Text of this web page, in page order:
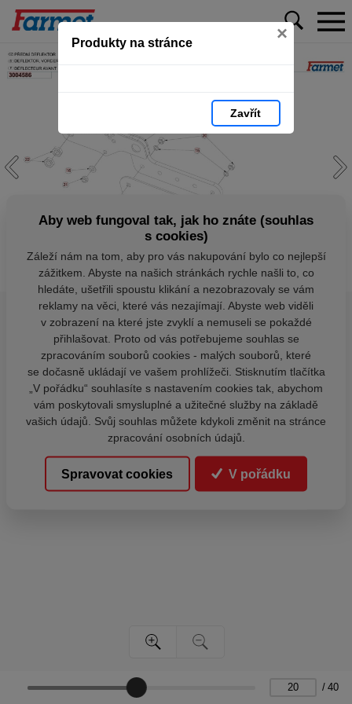
Produkty na stránce ×
Zavřít
/ 40
Aby web fungoval tak, jak ho znáte (souhlas
s cookies)
Záleží nám na tom, aby pro vás nakupování bylo co nejlepší
zážitkem. Abyste na našich stránkách rychle našli to, co
hledáte, ušetřili spoustu klikání a nezobrazovaly se vám
reklamy na věci, které vás nezajímají. Abyste web viděli
v zobrazení na které jste zvyklí a nemuseli se pokaždé
přihlašovat. Proto od vás potřebujeme souhlas se
zpracováním souborů cookies - malých souborů, které
se dočasně ukládají ve vašem prohlížeči. Stisknutím tlačítka
„V pořádku“ souhlasíte s nastavením cookies tak, abychom
vám poskytovali smysluplné a užitečné služby na základě
vašich údajů. Svůj souhlas můžete kdykoli změnit na stránce
zpracování osobních údajů.
Spravovat cookies V pořádku